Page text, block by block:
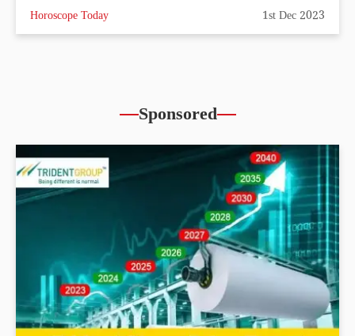
Horoscope Today 1st Dec 2023
Sponsored